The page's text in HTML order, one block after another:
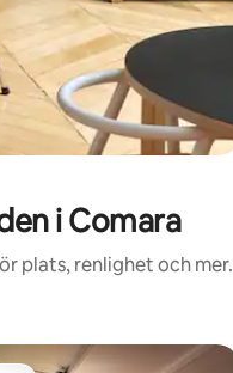
i Comara
plats, renlighet och mer.